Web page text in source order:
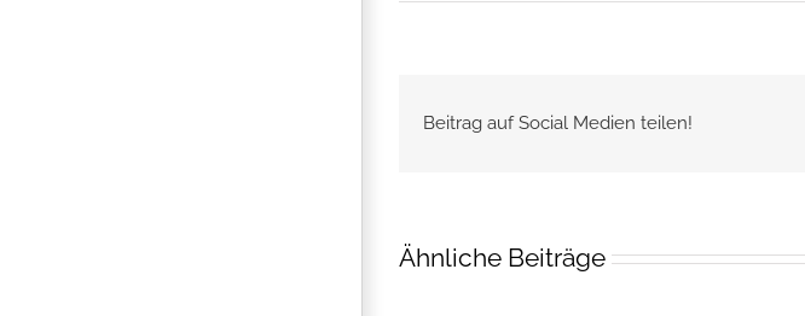
Beitrag auf Social Medien teilen!
Ähnliche Beiträge